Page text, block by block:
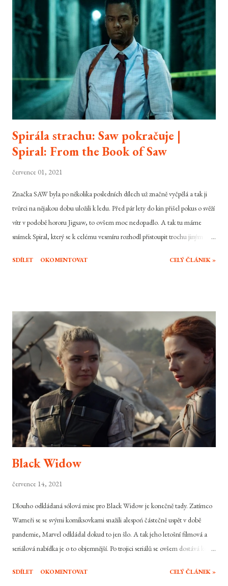
plátna snad netřeba představovat. Agent s povolením zabíjet se vrací už ve
svém 23. dobrodružství, potřetí s tváří Daniela Craiga. Cesta za dalším
dobrodružstvím byla pro agenta 007 díky finančním problémům MGM
před pár lety trochu delší, než původně čekal, nicméně Skyfall je tady.
Spirála strachu: Saw pokračuje |
Spiral: From the Book of Saw
července 01, 2021
Značka SAW byla po několika posledních dílech už značně vyčpělá a tak ji
tvůrci na nějakou dobu uložili k ledu. Před pár lety do kin přišel pokus o svěží
vítr v podobě hororu Jigsaw, to ovšem moc nedopadlo. A tak tu máme
snímek Spiral, který se k celému vesmíru rozhodl přistoupit trochu jiným
jiného a celý odkaz původní série nechal tak přejít na druhou kolej. Byla to
SDÍLET OKOMENTOVAT CELÝ ČLÁNEK »
Black Widow
července 14, 2021
Dlouho odkládaná sólová mise pro Black Widow je konečně tady. Zatímco
Warneři se se svými komiksovkami snažili alespoń částečně uspět v době
pandemie, Marvel odkládal dokud to jen šlo. A tak jeho letošní filmová a
seriálová nabídka je o to objemnější. Po trojici seriálů se ovšem dostává ke
odstartovat. Výprava do minulosti nejvýraznější ženské členky Avengers do
SDÍLET OKOMENTOVAT CELÝ ČLÁNEK »